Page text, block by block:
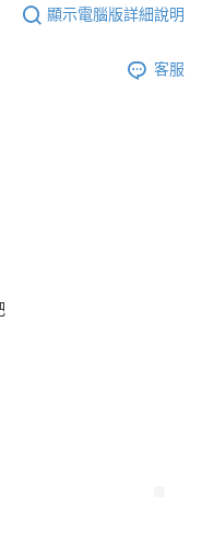
顯示電腦版詳細說明
客服